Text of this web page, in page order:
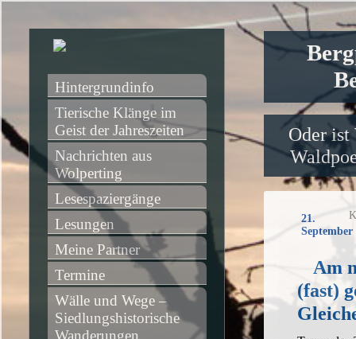
Oder ist
21.
September
Am
(fast)
Hintergrundinfo
Tierische Klänge im
Geist der Jahreszeiten
Nachrichten aus
Wolperting
Lesespaziergänge
Lesungen
Meine Partner
Termine
Wälle und Wege –
Siedlungshistorische
Wanderungen